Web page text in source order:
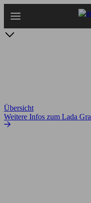
Hauptinhalt
Übersicht
Weitere Infos zum Lada